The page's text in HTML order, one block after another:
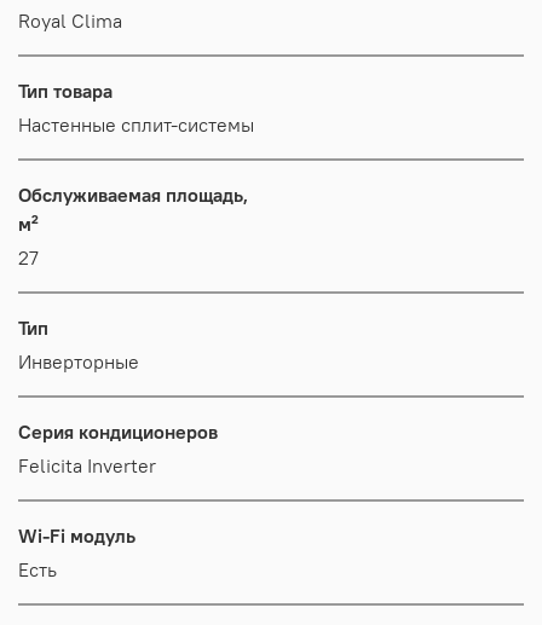
Royal Clima
Тип товара
Настенные сплит-системы
Обслуживаемая площадь,
м²
27
Тип
Инверторные
Серия кондиционеров
Felicita Inverter
Wi-Fi модуль
Есть